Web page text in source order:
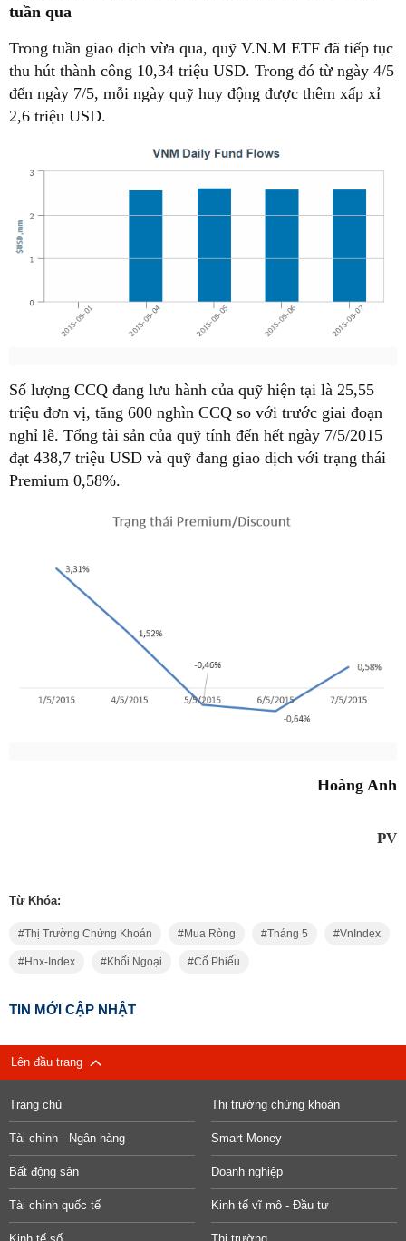
tuần qua
Trong tuần giao dịch vừa qua, quỹ V.N.M ETF đã tiếp tục
thu hút thành công 10,34 triệu USD. Trong đó từ ngày 4/5
đến ngày 7/5, mỗi ngày quỹ huy động được thêm xấp xỉ
2,6 triệu USD.
Số lượng CCQ đang lưu hành của quỹ hiện tại là 25,55
triệu đơn vị, tăng 600 nghìn CCQ so với trước giai đoạn
nghỉ lễ. Tổng tài sản của quỹ tính đến hết ngày 7/5/2015
đạt 438,7 triệu USD và quỹ đang giao dịch với trạng thái
Premium 0,58%.
Hoàng Anh
PV
Từ Khóa:
Thị Trường Chứng Khoán Mua Ròng Tháng 5 VnIndex
Hnx-Index Khối Ngoại Cổ Phiếu
TIN MỚI CẬP NHẬT
Lên đầu trang
Trang chủ Thị trường chứng khoán
Tài chính - Ngân hàng Smart Money
Bất động sản Doanh nghiệp
Tài chính quốc tế Kinh tế vĩ mô - Đầu tư